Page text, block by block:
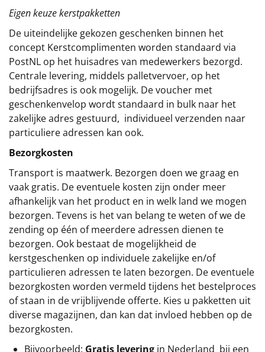
Eigen keuze kerstpakketten
De uiteindelijke gekozen geschenken binnen het
concept Kerstcomplimenten worden standaard via
PostNL op het huisadres van medewerkers bezorgd.
Centrale levering, middels palletvervoer, op het
bedrijfsadres is ook mogelijk. De voucher met
geschenkenvelop wordt standaard in bulk naar het
zakelijke adres gestuurd, individueel verzenden naar
particuliere adressen kan ook.
Bezorgkosten
Transport is maatwerk. Bezorgen doen we graag en
vaak gratis. De eventuele kosten zijn onder meer
afhankelijk van het product en in welk land we mogen
bezorgen. Tevens is het van belang te weten of we de
zending op één of meerdere adressen dienen te
bezorgen. Ook bestaat de mogelijkheid de
kerstgeschenken op individuele zakelijke en/of
particulieren adressen te laten bezorgen. De eventuele
bezorgkosten worden vermeld tijdens het bestelproces
of staan in de vrijblijvende offerte. Kies u pakketten uit
diverse magazijnen, dan kan dat invloed hebben op de
bezorgkosten.
Bijvoorbeeld: Gratis levering in Nederland bij een